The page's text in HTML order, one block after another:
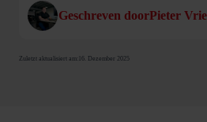
Geschreven doorPieter
Zuletzt aktualisiert am: 16. Dezember 2025